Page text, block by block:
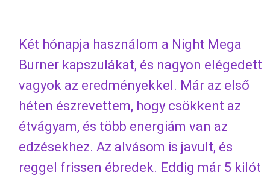
Két hónapja használom a Night Mega
Burner kapszulákat, és nagyon elégedett
vagyok az eredményekkel. Már az első
héten észrevettem, hogy csökkent az
étvágyam, és több energiám van az
edzésekhez. Az alvásom is javult, és
reggel frissen ébredek. Eddig már 5 kilót